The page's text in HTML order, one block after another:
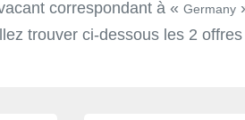
correspondant à « Germany
trouver ci-dessous les 2